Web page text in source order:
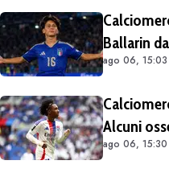
Ballarin
ago 06, 15:03
Alcuni
match di
ago 06, 15:30